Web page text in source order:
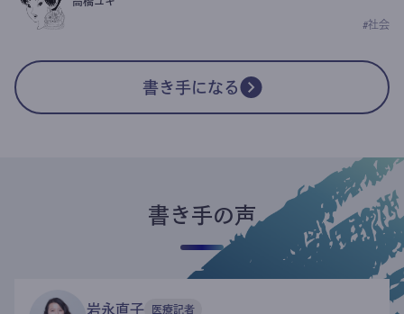
#社会
書き手になる
書き手の声
岩永直子 医療記者